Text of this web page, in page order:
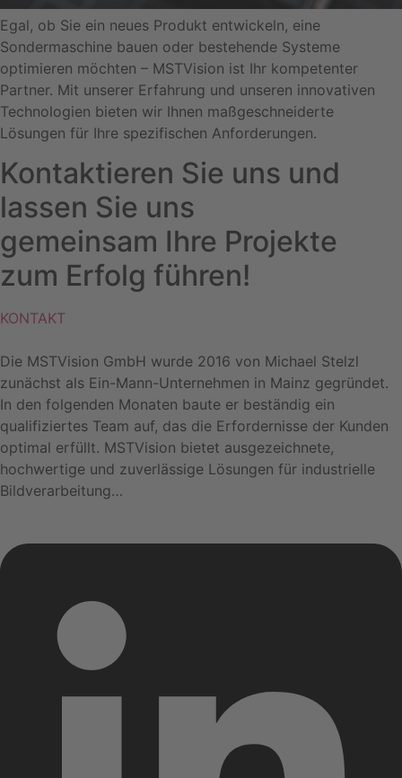
Egal, ob Sie ein neues Produkt entwickeln, eine
Sondermaschine bauen oder bestehende Systeme
optimieren möchten – MSTVision ist Ihr kompetenter
Partner. Mit unserer Erfahrung und unseren innovativen
Technologien bieten wir Ihnen maßgeschneiderte
Lösungen für Ihre spezifischen Anforderungen.
Kontaktieren Sie uns und
lassen Sie uns
gemeinsam Ihre Projekte
zum Erfolg führen!
KONTAKT
Die MSTVision GmbH wurde 2016 von Michael Stelzl
zunächst als Ein-Mann-Unternehmen in Mainz gegründet.
In den folgenden Monaten baute er beständig ein
qualifiziertes Team auf, das die Erfordernisse der Kunden
optimal erfüllt. MSTVision bietet ausgezeichnete,
hochwertige und zuverlässige Lösungen für industrielle
Bildverarbeitung…